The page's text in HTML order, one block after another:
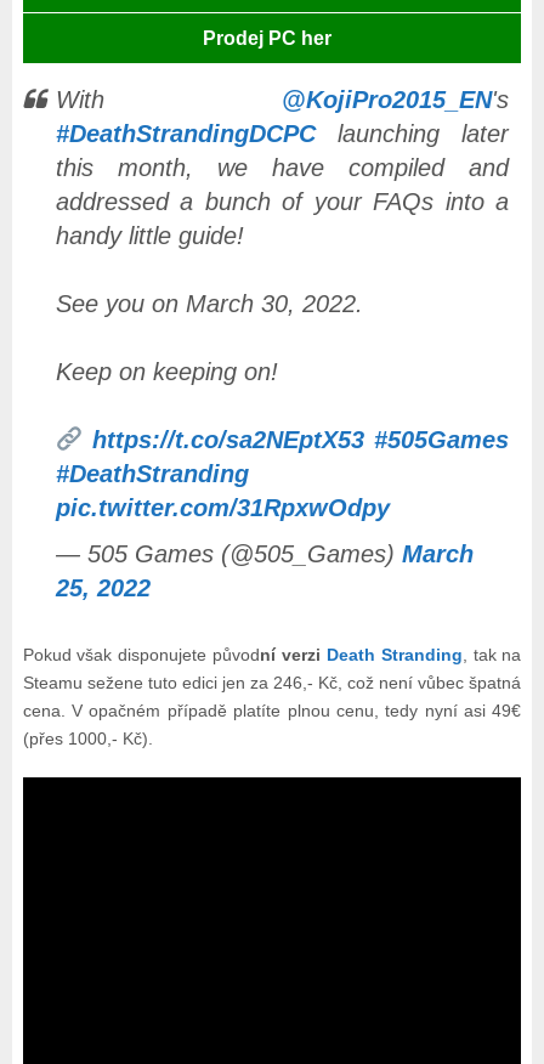
Prodej PC her
With @KojiPro2015_EN's
#DeathStrandingDCPClaunching later
this month, we have compiled and
addressed a bunch of your FAQs into a
handy little guide!
See you on March 30, 2022.
Keep on keeping on!
https://t.co/sa2NEptX53 #505Games
#DeathStranding
pic.twitter.com/31RpxwOdpy
— 505 Games (@505_Games) March
25, 2022
Pokud však disponujete původní verzi Death Stranding , tak na
Steamu sežene tuto edici jen za 246,- Kč, což není vůbec špatná
cena. V opačném případě platíte plnou cenu, tedy nyní asi 49€
(přes 1000,- Kč).